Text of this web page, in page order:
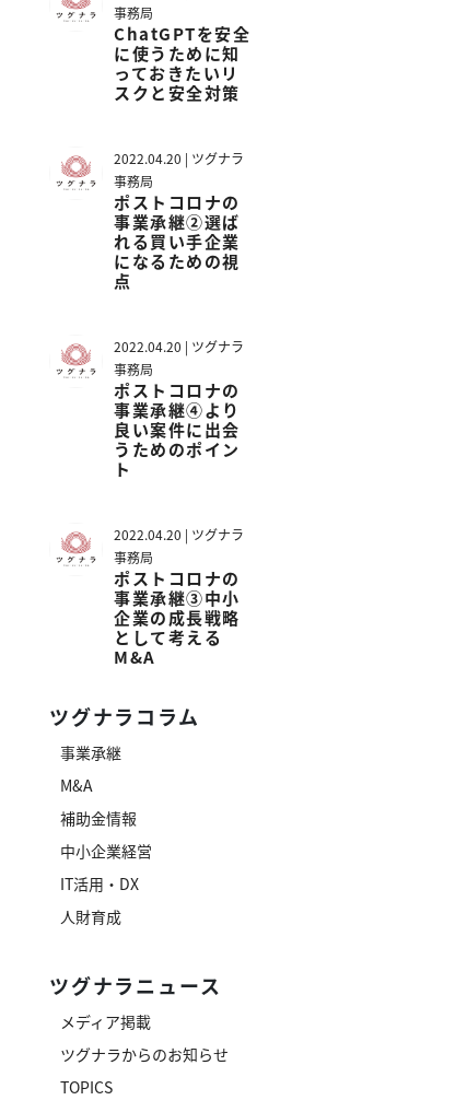
事務局
ChatGPTを安全
に使うために知
っておきたいリ
スクと安全対策
2022.04.20 | ツグナラ
事務局
ポストコロナの
事業承継②選ば
れる買い手企業
になるための視
点
2022.04.20 | ツグナラ
事務局
ポストコロナの
事業承継④より
良い案件に出会
うためのポイン
ト
2022.04.20 | ツグナラ
事務局
ポストコロナの
事業承継③中小
企業の成長戦略
として考える
M&A
ツグナラコラム
事業承継
M&A
補助金情報
中小企業経営
IT活用・DX
人財育成
ツグナラニュース
メディア掲載
ツグナラからのお知らせ
TOPICS